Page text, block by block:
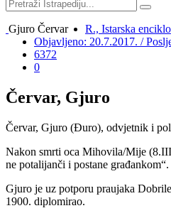
Gjuro Červar
R., Istarska
Objavljeno: 20.7.2017. /
6372
0
Červar, Gjuro
Červar, Gjuro (Đuro), odvjetnik i
Nakon smrti oca Mihovila/Mije
ne potalijanči i postane građankom“.
Gjuro je uz potporu praujaka
1900. diplomirao.